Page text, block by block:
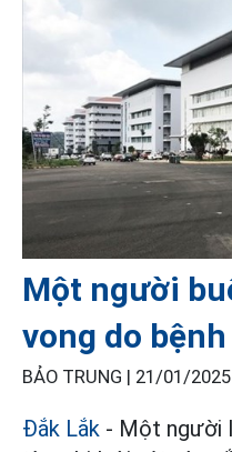
Một người
vong do
BẢO TRUNG | 21/01/
Đắk Lắk - Một người